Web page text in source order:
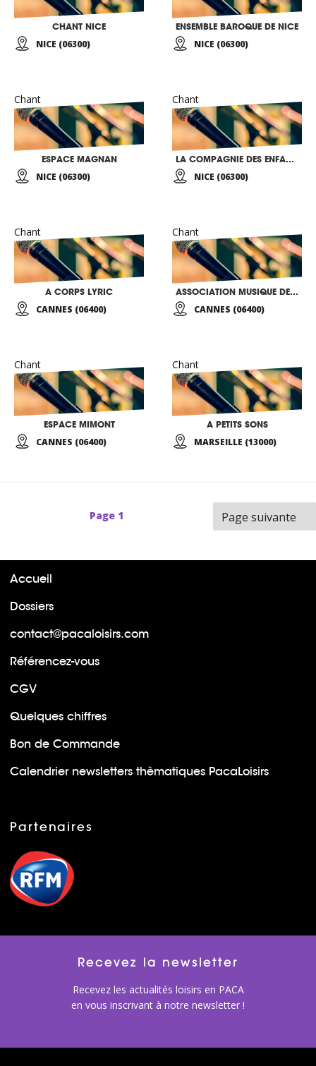
CHANT NICE
NICE (06300)
ENSEMBLE BAROQUE DE NICE
NICE (06300)
Chant
ESPACE MAGNAN
NICE (06300)
Chant
LA COMPAGNIE DES ENFANTS DU SPECTACLE
NICE (06300)
Chant
A CORPS LYRIC
CANNES (06400)
Chant
ASSOCIATION MUSIQUE DE L’ESPERANCE
CANNES (06400)
Chant
ESPACE MIMONT
CANNES (06400)
Chant
A PETITS SONS
MARSEILLE (13000)
Page 1 Page suivante
Accueil
Dossiers
contact@pacaloisirs.com
Référencez-vous
CGV
Quelques chiffres
Bon de Commande
Calendrier newsletters thèmatiques PacaLoisirs
Partenaires
Recevez la newsletter
Recevez les actualités loisirs en PACA
en vous inscrivant à notre newsletter !